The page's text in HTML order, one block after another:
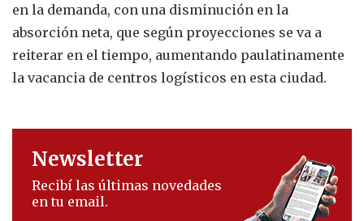
en la demanda, con una disminución en la
absorción neta, que según proyecciones se va a
reiterar en el tiempo, aumentando paulatinamente
la vacancia de centros logísticos en esta ciudad.
Newsletter
Recibí las últimas novedades
en tu email.